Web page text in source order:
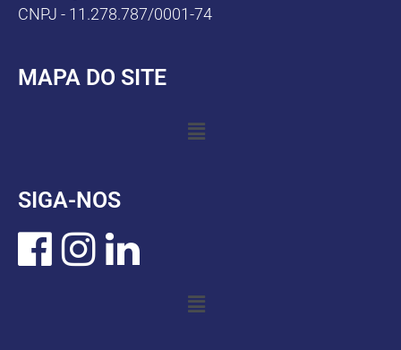
CNPJ - 11.278.787/0001-74
MAPA DO SITE
SIGA-NOS